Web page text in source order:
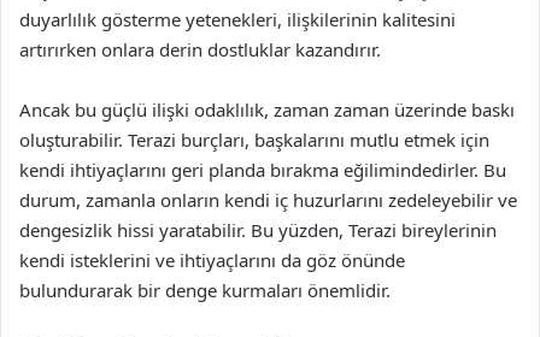
duyarlılık gösterme yetenekleri, ilişkilerinin kalitesini
artırırken onlara derin dostluklar kazandırır.
Ancak bu güçlü ilişki odaklılık, zaman zaman üzerinde baskı
oluşturabilir. Terazi burçları, başkalarını mutlu etmek için
kendi ihtiyaçlarını geri planda bırakma eğilimindedirler. Bu
durum, zamanla onların kendi iç huzurlarını zedeleyebilir ve
dengesizlik hissi yaratabilir. Bu yüzden, Terazi bireylerinin
kendi isteklerini ve ihtiyaçlarını da göz önünde
bulundurarak bir denge kurmaları önemlidir.